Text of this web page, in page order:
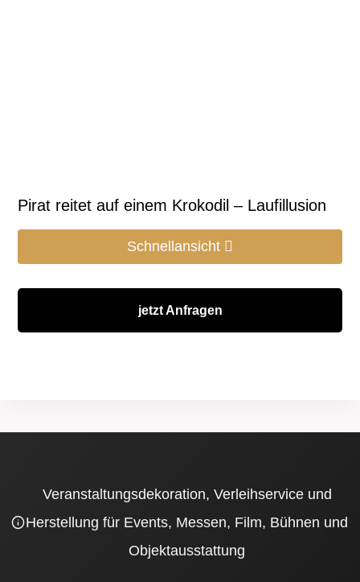
Pirat reitet auf einem Krokodil – Laufillusion
Schnellansicht
jetzt Anfragen
Veranstaltungsdekoration, Verleihservice und
Herstellung für Events, Messen, Film, Bühnen und
Objektausstattung